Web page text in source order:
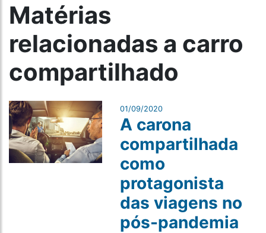
Matérias
relacionadas a carro
compartilhado
01/09/2020
A carona
compartilhada
como
protagonista
das viagens no
pós-pandemia